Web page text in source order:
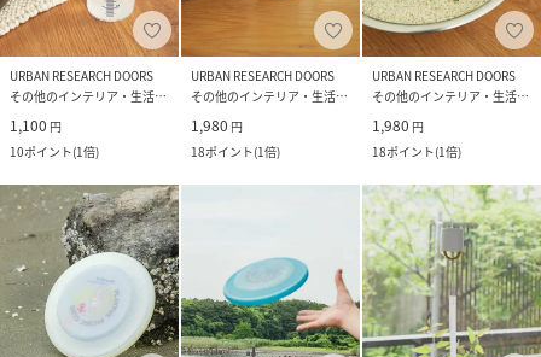
URBAN RESEARCH DOORS
その他のインテリア・生活雑貨
1,100 円
10ポイント(1倍)
URBAN RESEARCH DOORS
その他のインテリア・生活雑貨
1,980 円
18ポイント(1倍)
URBAN RESEARCH DOORS
その他のインテリア・生活雑貨
1,980 円
18ポイント(1倍)